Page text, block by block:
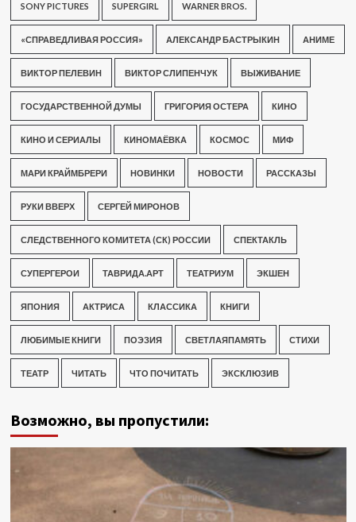
SONY PICTURES SUPERGIRL WARNER BROS.
«СПРАВЕДЛИВАЯ РОССИЯ» АЛЕКСАНДР БАСТРЫКИН АНИМЕ
ВИКТОР ПЕЛЕВИН ВИКТОР СЛИПЕНЧУК ВЫЖИВАНИЕ
ГОСУДАРСТВЕННОЙ ДУМЫ ГРИГОРИЯ ОСТЕРА КИНО
КИНО И СЕРИАЛЫ КИНОМАЁВКА КОСМОС МИФ
МАРИ КРАЙМБРЕРИ НОВИНКИ НОВОСТИ РАССКАЗЫ
РУКИ ВВЕРХ СЕРГЕЙ МИРОНОВ
СЛЕДСТВЕННОГО КОМИТЕТА (СК) РОССИИ СПЕКТАКЛЬ
СУПЕРГЕРОИ ТАВРИДА.АРТ ТЕАТРИУМ ЭКШЕН
ЯПОНИЯ АКТРИСА КЛАССИКА КНИГИ
ЛЮБИМЫЕ КНИГИ ПОЭЗИЯ СВЕТЛАЯПАМЯТЬ СТИХИ
ТЕАТР ЧИТАТЬ ЧТО ПОЧИТАТЬ ЭКСКЛЮЗИВ
Возможно, вы пропустили: